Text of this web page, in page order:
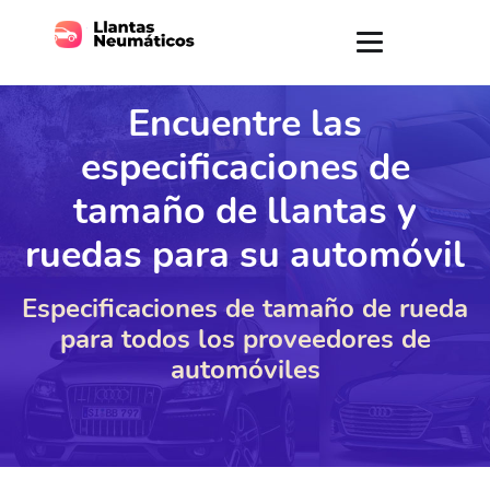
Encuentre las
especificaciones de
tamaño de llantas y
ruedas para su automóvil
Especificaciones de tamaño de rueda
para todos los proveedores de
automóviles